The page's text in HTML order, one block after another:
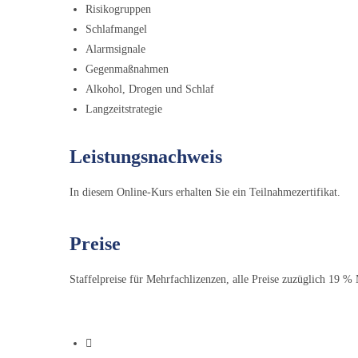
Risikogruppen
Schlafmangel
Alarmsignale
Gegenmaßnahmen
Alkohol, Drogen und Schlaf
Langzeitstrategie
Leistungsnachweis
In diesem Online-Kurs erhalten Sie ein Teilnahmezertifikat.
Preise
Staffelpreise für Mehrfachlizenzen, alle Preise zuzüglich 19 %